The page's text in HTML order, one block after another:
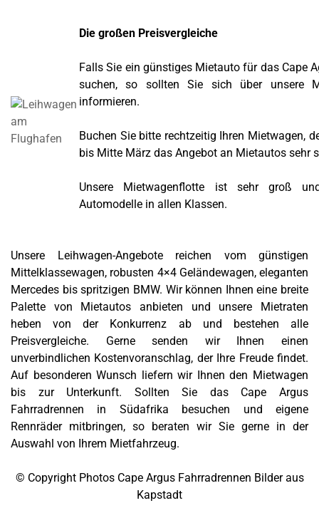
Die großen Preisvergleiche
Falls Sie ein günstiges Mietauto für das Cape
suchen, so sollten Sie sich über unsere
informieren.
Buchen Sie bitte rechtzeitig Ihren Mietwagen,
bis Mitte März das Angebot an Mietautos sehr
Unsere Mietwagenflotte ist sehr groß
Automodelle in allen Klassen.
Unsere Leihwagen-Angebote reichen vom günstigen
Mittelklassewagen, robusten 4×4 Geländewagen, eleganten
Mercedes bis spritzigen BMW. Wir können Ihnen eine breite
Palette von Mietautos anbieten und unsere Mietraten
heben von der Konkurrenz ab und bestehen alle
Preisvergleiche. Gerne senden wir Ihnen einen
unverbindlichen Kostenvoranschlag, der Ihre Freude findet.
Auf besonderen Wunsch liefern wir Ihnen den Mietwagen
bis zur Unterkunft. Sollten Sie das Cape Argus
Fahrradrennen in Südafrika besuchen und eigene
Rennräder mitbringen, so beraten wir Sie gerne in der
Auswahl von Ihrem Mietfahrzeug.
© Copyright Photos Cape Argus Fahrradrennen Bilder aus
Kapstadt